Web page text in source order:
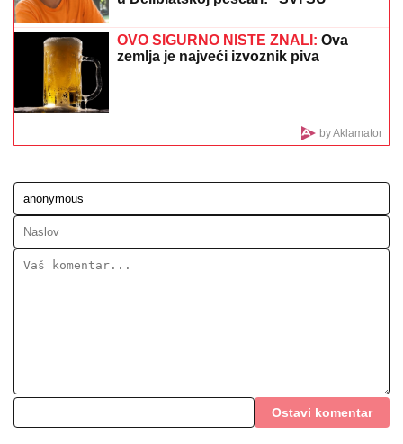
"STANIJA, DA NEMAŠ MOŽDA SUTLIJAŠ?"
Pobednica Elite ostala zatečena pitanjem, o NJENOJ
REAKCIJI pričaju svi (VIDEO)
(Video)